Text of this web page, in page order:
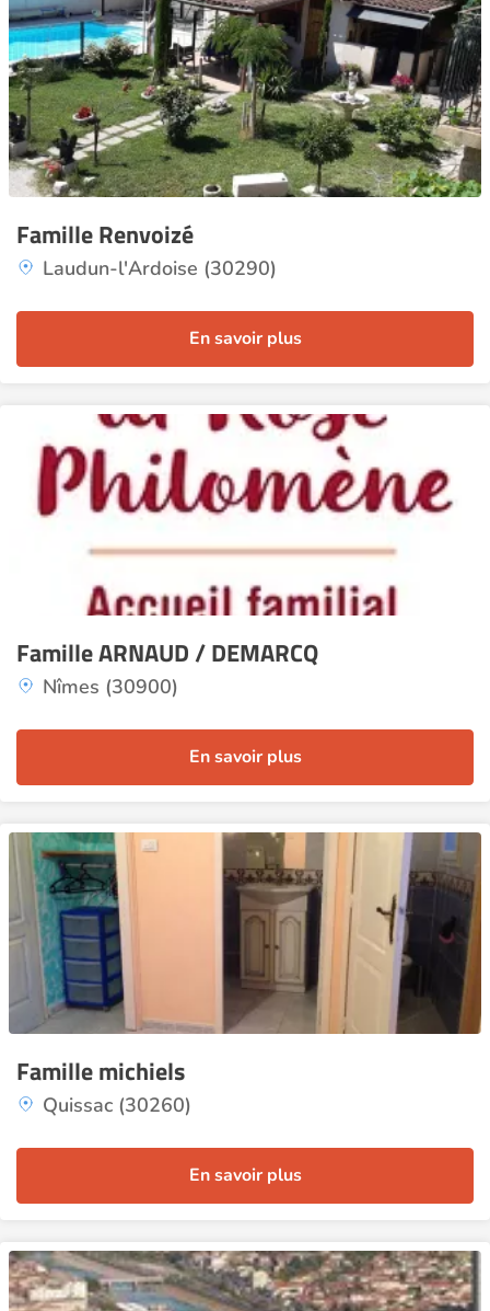
Famille Renvoizé
Laudun-l'Ardoise (30290)
En savoir plus
Famille ARNAUD / DEMARCQ
Nîmes (30900)
En savoir plus
Famille michiels
Quissac (30260)
En savoir plus